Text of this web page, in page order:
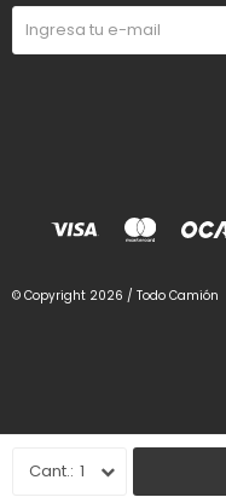
1
© Copyright 2026 / Todo Camión